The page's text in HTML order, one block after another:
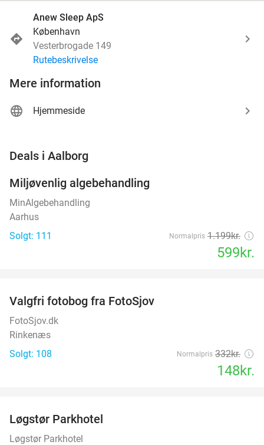
Anew Sleep ApS
København
Vesterbrogade 149
Rutebeskrivelse
Mere information
Hjemmeside
Deals i Aalborg
Miljøvenlig algebehandling
MinAlgebehandling
Aarhus
Solgt: 111
Normalpris 1.199kr.
599kr.
Valgfri fotobog fra FotoSjov
FotoSjov.dk
Rinkenæs
Solgt: 108
Normalpris 332kr.
148kr.
Løgstør Parkhotel
Løgstør Parkhotel